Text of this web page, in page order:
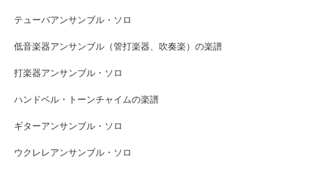
テューバアンサンブル・ソロ
低音楽器アンサンブル（管打楽器、吹奏楽）の楽譜
打楽器アンサンブル・ソロ
ハンドベル・トーンチャイムの楽譜
ギターアンサンブル・ソロ
ウクレレアンサンブル・ソロ